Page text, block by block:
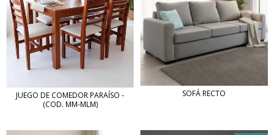
JUEGO DE COMEDOR PARAÍSO -
(COD. MM-MLM)
SOFÁ RECTO